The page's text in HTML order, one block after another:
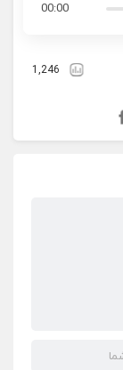
00:00
1,246